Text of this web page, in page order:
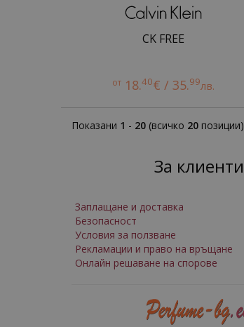
CK FREE
от 18.40€ / 35.99лв.
Показани 1 - 20 (всичко 20 позиции)
За клиенти
Заплащане и доставка
Безопасност
Условия за ползване
Рекламации и право на връщане
Онлайн решаване на спорове